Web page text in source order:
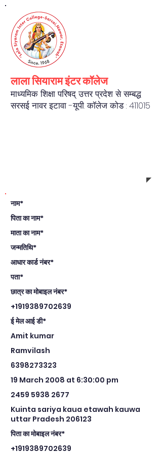
लाला सियाराम इंटर कॉलेज
माध्यमिक शिक्षा परिषद् उत्तर प्रदेश से सम्बद्ध
सरसई नावर इटावा -यू.पी. कॉलेज कोड : 411015
नाम*
पिता का नाम*
माता का नाम*
जन्मतिथि*
आधार कार्ड नंबर*
पता*
छात्र का मोबाइल नंबर*
+1919389702639
ई मेल आई डी*
Amit kumar
Ramvilash
6398273323
19 March 2008 at 6:30:00 pm
2459 5938 2677
Kuinta sariya kaua etawah kauwa
uttar Pradesh 206123
पिता का मोबाइल नंबर*
+1919389702639